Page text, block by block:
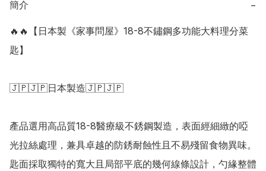
簡介 −
🔥🔥【日本製《家事問屋》18-8不鏽鋼多功能大料理分菜
匙】
🇯🇵🇯🇵日本製造🇯🇵🇯🇵
產品選用高品質18-8醫療級不銹鋼製造，表面經細緻的啞
光拉絲處理，兼具卓越的防銹耐蝕性且不易殘留食物異味。
匙面採取獨特的寬大且局部平底的幾何線條設計，勺緣整體